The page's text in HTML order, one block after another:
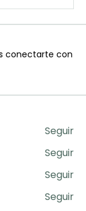
conectarte con
Seguir
Seguir
Seguir
Seguir